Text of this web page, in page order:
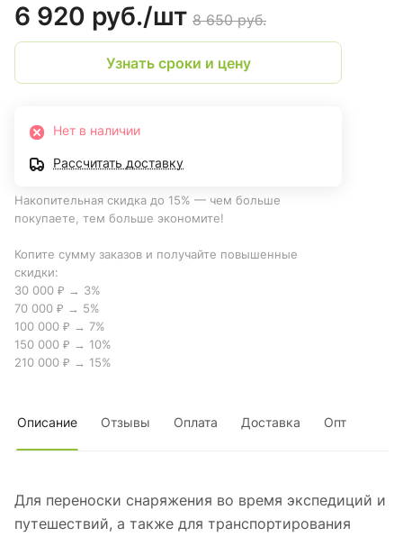
6 920 руб./шт 8 650 руб.
Узнать сроки и цену
Нет в наличии
Рассчитать доставку
Накопительная скидка до 15% — чем больше
покупаете, тем больше экономите!
Копите сумму заказов и получайте повышенные
скидки:
30 000 ₽ → 3%
70 000 ₽ → 5%
100 000 ₽ → 7%
150 000 ₽ → 10%
210 000 ₽ → 15%
Описание Отзывы Оплата Доставка Опт
Для переноски снаряжения во время экспедиций и
путешествий, а также для транспортирования